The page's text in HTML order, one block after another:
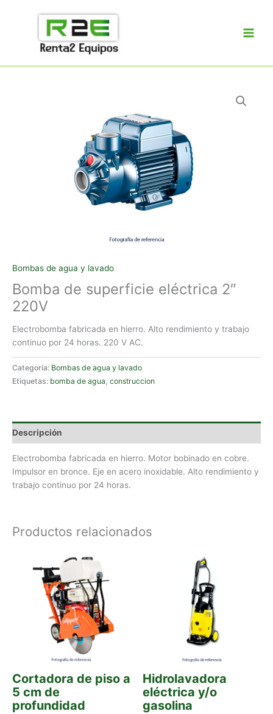
Bombas de agua y lavado
Bomba de superficie eléctrica 2″
220V
Electrobomba fabricada en hierro. Alto rendimiento y trabajo
continuo por 24 horas. 220 V AC.
Categoría: Bombas de agua y lavado
Etiquetas: bomba de agua, construccion
Descripción
Electrobomba fabricada en hierro. Motor bobinado en cobre.
Impulsor en bronce. Eje en acero inoxidable. Alto rendimiento y
trabajo continuo por 24 horas.
Productos relacionados
Cortadora de piso a
5 cm de
profundidad
Hidrolavadora
eléctrica y/o
gasolina